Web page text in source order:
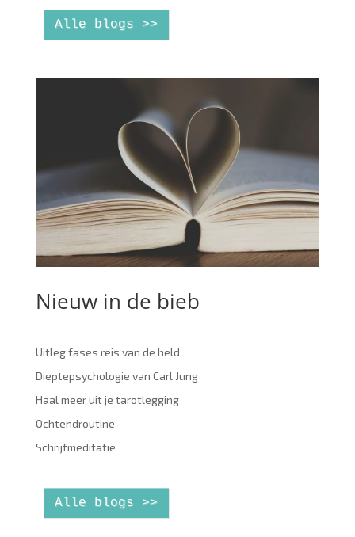
Alle blogs >>
Nieuw in de bieb
Uitleg fases reis van de held
Dieptepsychologie van Carl Jung
Haal meer uit je tarotlegging
Ochtendroutine
Schrijfmeditatie
Alle blogs >>